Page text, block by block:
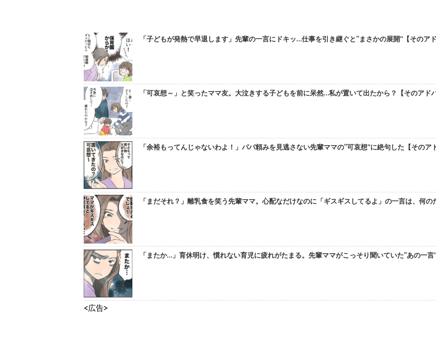
「子どもが発熱で早退します」先輩の一言にドキッ…仕事を引き継ぐと“まさかの展開”【その
「可哀想～」と笑ったママ友。大泣きする子どもを前に呆然…私が置いて出たから？【そのア
「余裕もってんじゃないわよ！」パパ頼みを見逃さない先輩ママの“可哀想”に絶句した【その
「まだそれ？」離乳食を笑う先輩ママ。心配なだけなのに「ギスギスしてるよ」の一言は、何
「またか…」育休明け、慣れない育児に疲れがたまる。先輩ママがこっそり聞いていた“あの一
<広告>